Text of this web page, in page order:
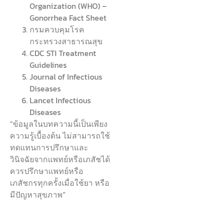
Organization (WHO) –
Gonorrhea Fact Sheet
กรมควบคุมโรค
กระทรวงสาธารณสุข
CDC STI Treatment
Guidelines
Journal of Infectious
Diseases
Lancet Infectious
Diseases
“ข้อมูลในบทความนี้เป็นเพียง
ความรู้เบื้องต้น ไม่สามารถใช้
ทดแทนการปรึกษาและ
วินิจฉัยจากแพทย์หรือเภสัชได้
ควรปรึกษาแพทย์หรือ
เภสัชกรทุกครั้งเมื่อใช้ยา หรือ
มีปัญหาสุขภาพ”